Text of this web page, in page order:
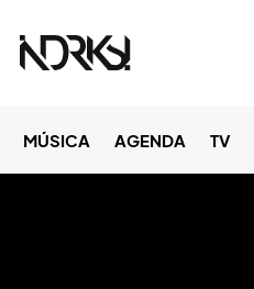
MÚSICA AGENDA TV